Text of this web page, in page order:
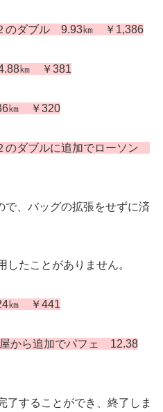
のダブル 9.93㎞ ￥1,386
㎞ ￥381
㎞ ￥320
ダブルに追加でローソン
で、バッグの拡張をせずに済
したことがありません。
㎞ ￥441
から追加でパフェ 12.38
了することができ、終了しま